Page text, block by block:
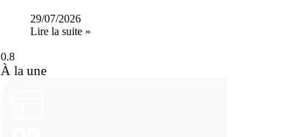
29/07/2026
Lire la suite »
À la une